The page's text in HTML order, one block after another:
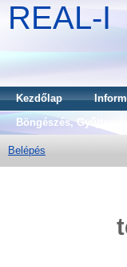
REAL-I
Kezdőlap
Böngészés,
Belépés